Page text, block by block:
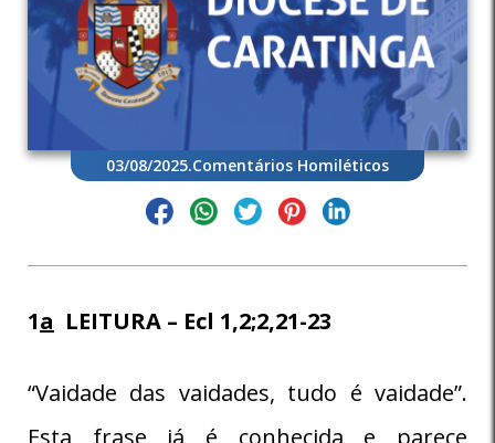
03/08/2025.Comentários Homiléticos
1a LEITURA – Ecl 1,2;2,21-23
“Vaidade das vaidades, tudo é vaidade”.
Esta frase já é conhecida e parece